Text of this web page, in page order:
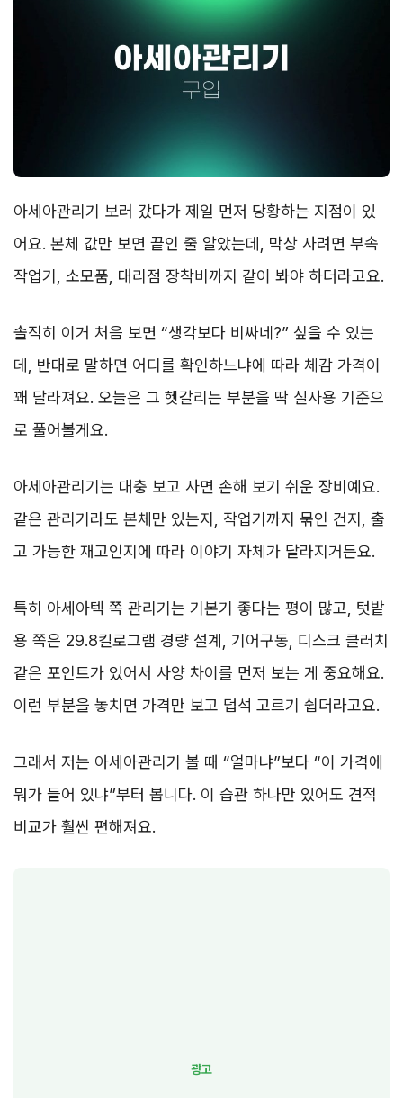
아세아관리기 보러 갔다가 제일 먼저 당황하는 지점이 있
어요. 본체 값만 보면 끝인 줄 알았는데, 막상 사려면 부속
작업기, 소모품, 대리점 장착비까지 같이 봐야 하더라고요.
솔직히 이거 처음 보면 “생각보다 비싸네?” 싶을 수 있는
데, 반대로 말하면 어디를 확인하느냐에 따라 체감 가격이
꽤 달라져요. 오늘은 그 헷갈리는 부분을 딱 실사용 기준으
로 풀어볼게요.
아세아관리기는 대충 보고 사면 손해 보기 쉬운 장비예요.
같은 관리기라도 본체만 있는지, 작업기까지 묶인 건지, 출
고 가능한 재고인지에 따라 이야기 자체가 달라지거든요.
특히 아세아텍 쪽 관리기는 기본기 좋다는 평이 많고, 텃밭
용 쪽은 29.8킬로그램 경량 설계, 기어구동, 디스크 클러치
같은 포인트가 있어서 사양 차이를 먼저 보는 게 중요해요.
이런 부분을 놓치면 가격만 보고 덥석 고르기 쉽더라고요.
그래서 저는 아세아관리기 볼 때 “얼마냐”보다 “이 가격에
뭐가 들어 있냐”부터 봅니다. 이 습관 하나만 있어도 견적
비교가 훨씬 편해져요.